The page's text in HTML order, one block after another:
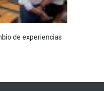
de experiencias